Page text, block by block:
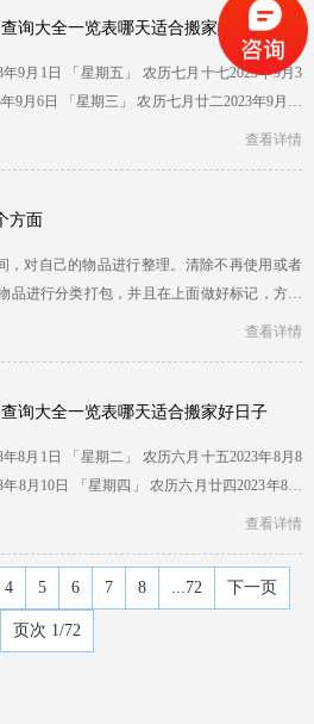
询大全一览表哪天适合搬家好日子
9月1日 「星期五」 农历七月十七2023年9月3
9月6日 「星期三」 农历七月廿二2023年9月11
查看详情
方面
，对自己的物品进行整理。清除不再使用或者
品进行分类打包，并且在上面做好标记，方便
查看详情
询大全一览表哪天适合搬家好日子
8月1日 「星期二」 农历六月十五2023年8月8
8月10日 「星期四」 农历六月廿四2023年8月
查看详情
4 5 6 7 8 ...72 下一页
页次 1/72